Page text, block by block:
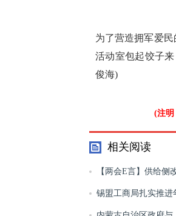
为了营造拥军爱
活动室包起饺子
俊海)
(注明
相关阅读
【两会E言】供给侧
实惠？
锡盟工商局扎实推进